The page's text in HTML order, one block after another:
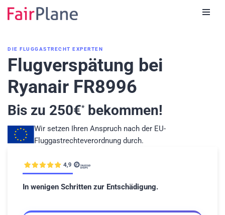
DIE FLUGGASTRECHT EXPERTEN
Flugverspätung bei
Ryanair FR8996
Bis zu 250€*bekommen!
Wir setzen Ihren Anspruch nach der EU-
Fluggastrechteverordnung durch.
In wenigen Schritten zur Entschädigung.